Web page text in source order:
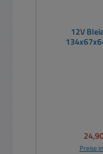
12V
Preise